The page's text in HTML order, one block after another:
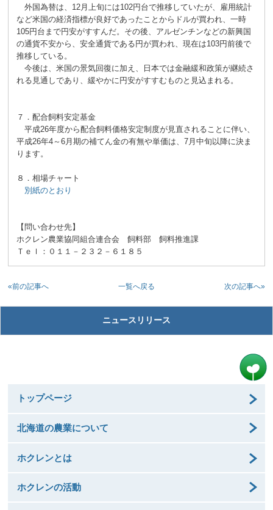
外国為替は、12月上旬には102円台で推移していたが、雇用統計
など米国の経済指標が良好であったことからドルが買われ、一時
105円台まで円安がすすんだ。その後、アルゼンチンなどの新興国
の通貨不安から、安全通貨である円が買われ、現在は103円前後で
推移している。
今後は、米国の景気回復に加え、日本では金融緩和政策が継続さ
れる見通しであり、緩やかに円安がすすむものと見込まれる。
７．配合飼料安定基金
平成26年度から配合飼料価格安定制度が見直されることに伴い、
平成26年4～6月期の補てん金の有無や単価は、7月中旬以降に決ま
ります。
８．相場チャート
別紙のとおり
【問い合わせ先】
ホクレン農業協同組合連合会 飼料部 飼料推進課
Ｔｅｌ：０１１－２３２－６１８５
一覧へ戻る
«前の記事へ 次の記事へ»
ニュースリリース
トップページ
北海道の農業について
ホクレンとは
ホクレンの活動